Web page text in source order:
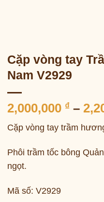
Cặp vòng tay
Nam V2929
2,000,000 ₫ –
Cặp vòng tay trầm
Phôi trầm tốc bông
ngọt.
Mã số: V2929